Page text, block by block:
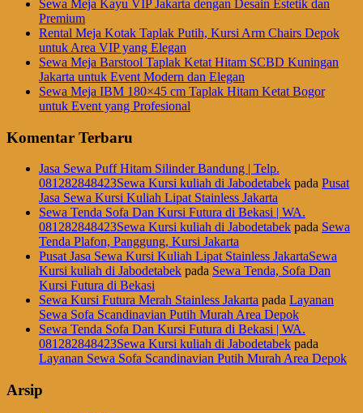
Sewa Meja Kayu VIP Jakarta dengan Desain Estetik dan
Premium
Rental Meja Kotak Taplak Putih, Kursi Arm Chairs Depok
untuk Area VIP yang Elegan
Sewa Meja Barstool Taplak Ketat Hitam SCBD Kuningan
Jakarta untuk Event Modern dan Elegan
Sewa Meja IBM 180×45 cm Taplak Hitam Ketat Bogor
untuk Event yang Profesional
Komentar Terbaru
Jasa Sewa Puff Hitam Silinder Bandung | Telp.
081282848423Sewa Kursi kuliah di Jabodetabek pada Pusat
Jasa Sewa Kursi Kuliah Lipat Stainless Jakarta
Sewa Tenda Sofa Dan Kursi Futura di Bekasi | WA.
081282848423Sewa Kursi kuliah di Jabodetabek pada Sewa
Tenda Plafon, Panggung, Kursi Jakarta
Pusat Jasa Sewa Kursi Kuliah Lipat Stainless JakartaSewa
Kursi kuliah di Jabodetabek pada Sewa Tenda, Sofa Dan
Kursi Futura di Bekasi
Sewa Kursi Futura Merah Stainless Jakarta pada Layanan
Sewa Sofa Scandinavian Putih Murah Area Depok
Sewa Tenda Sofa Dan Kursi Futura di Bekasi | WA.
081282848423Sewa Kursi kuliah di Jabodetabek pada
Layanan Sewa Sofa Scandinavian Putih Murah Area Depok
Arsip